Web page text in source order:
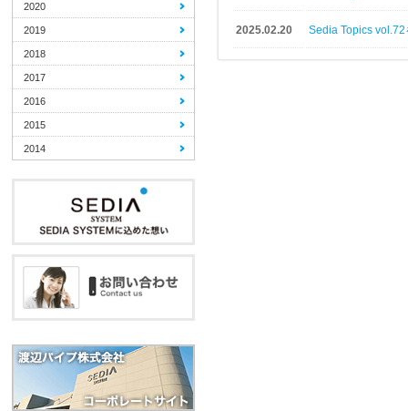
2025.02.20 Sedia Topics
2020
2019
2018
2017
2016
2015
2014